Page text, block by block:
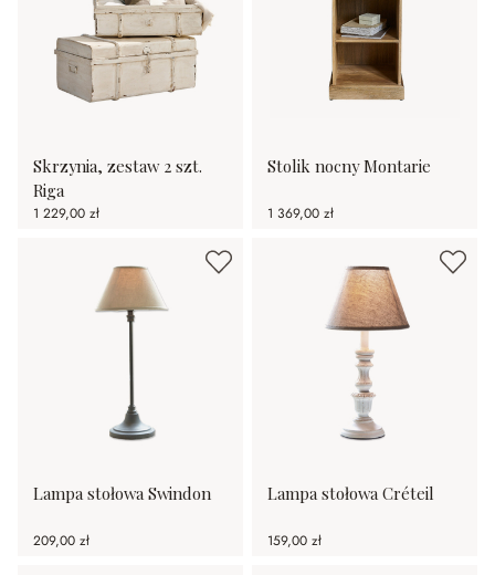
Skrzynia, zestaw 2 szt.
Riga
1 229,00 zł
Stolik nocny Montarie
1 369,00 zł
Lampa stołowa Swindon
209,00 zł
Lampa stołowa Créteil
159,00 zł